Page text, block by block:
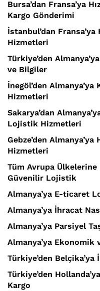
Bursa’dan Fransa’ya
Kargo Gönderimi
İstanbul’dan
Hizmetleri
Türkiye’den
ve Bilgiler
İnegöl’den
Hizmetleri
Sakarya’dan
Lojistik Hizmetleri
Gebze’den
Hizmetleri
Tüm Avrupa Ülkelerine
Güvenilir Lojistik
Almanya’ya E-ticaret
Almanya’ya İhracat
Almanya’ya Parsiyel
Almanya’ya Ekonomik
Türkiye’den
Türkiye’den
Kargo